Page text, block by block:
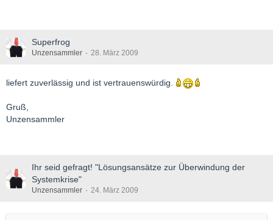
Superfrog
Unzensammler 28. März 2009
liefert zuverlässig und ist vertrauenswürdig.
Gruß,
Unzensammler
Ihr seid gefragt! "Lösungsansätze zur Überwindung der
Systemkrise"
Unzensammler 24. März 2009